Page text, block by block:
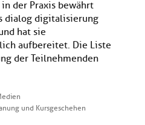
der Praxis bewährt
dialog digitalisierung
hat sie
aufbereitet. Die Liste
der Teilnehmenden
und Kursgeschehen